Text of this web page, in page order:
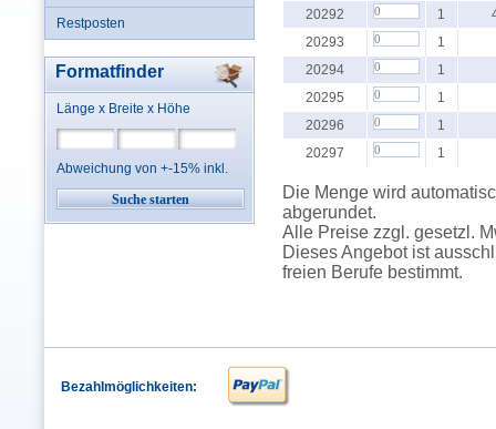
20292 1
20293
1
20294
1
20295
1
20296
1
20297
1
Die Menge wird
abgerundet.
Alle Preise zzgl. gesetzl.
Dieses Angebot ist
freien Berufe bestimmt.
Restposten
Formatfinder
Länge x Breite x Höhe
Abweichung von +-15% inkl.
Bezahlmöglichkeiten: